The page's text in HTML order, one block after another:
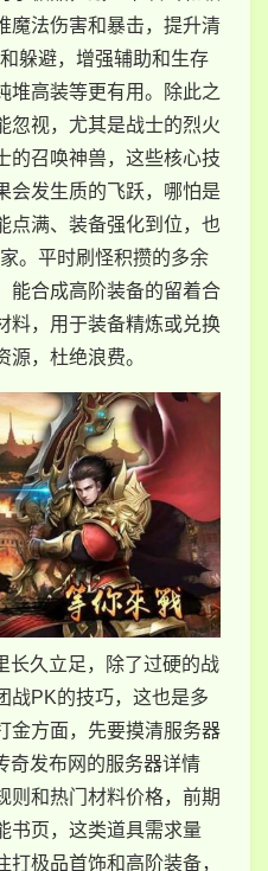
魔法伤害和暴击，提升清
躲避，增强辅助和生存
堆高装等更有用。除此之
忽视，尤其是战士的烈火
的召唤神兽，这些核心技
会发生质的飞跃，哪怕是
点满、装备强化到位，也
。平时刷怪积攒的多余
能合成高阶装备的留着合
料，用于装备精炼或兑换
，杜绝浪费。
长久立足，除了过硬的战
战PK的技巧，这也是多
金方面，先要摸清服务器
奇发布网的服务器详情
则和热门材料价格，前期
书页，这类道具需求量
极品首饰和高阶装备，